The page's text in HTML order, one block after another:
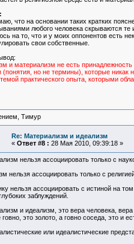
что на основании таких кратких
любого человека скрываются те
на то, что и у моих оппонентов есть
свои собственные.
и материализм не есть
(понятия, но не термины), которые никак
практического опыта, которыми
Тимур
Re: Материализм и идеализм
« Ответ #8 : 28 Мая 2010, 09:39:18 »
нельзя ассоциировать только с
нельзя ассоциировать только с
нельзя ассоциировать с истиной на
заблуждений.
и идеализм, это вера человека,
это золото, а говно соседа, это и
или идеалистические